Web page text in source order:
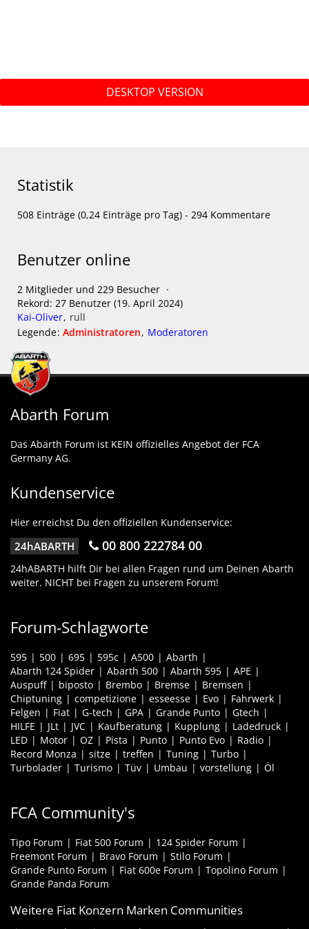
DESKTOP VERSION
Statistik
508 Einträge (0,24 Einträge pro Tag) - 294 Kommentare
Benutzer online
2 Mitglieder und 229 Besucher
Rekord: 27 Benutzer (19. April 2024)
Kai-Oliver rull
Legende Administratoren Moderatoren
Abarth Forum
Das Abarth Forum ist KEIN offizielles Angebot der FCA
Germany AG.
Kundenservice
Hier erreichst Du den offiziellen Kundenservice:
24hABARTH 00 800 222784 00
24hABARTH hilft Dir bei allen Fragen rund um Deinen Abarth
weiter. NICHT bei Fragen zu unserem Forum!
Forum-Schlagworte
595 500 695 595c A500
Abarth
Abarth 124 Spider
Abarth 500 Abarth 595
APE
Auspuff
biposto Brembo Bremse
Bremsen
Chiptuning
competizione esseesse Evo
Fahrwerk
Felgen
Fiat G-tech GPA Grande Punto
Gtech
HILFE
JLt JVC Kaufberatung Kupplung
Ladedruck
LED
Motor OZ Pista Punto Punto Evo
Radio
Record Monza
sitze treffen Tuning
Turbo
Turbolader
Turismo Tüv Umbau vorstellung Öl
FCA Community's
Tipo Forum Fiat 500 Forum
124 Spider Forum
Freemont Forum
Bravo Forum
Stilo Forum
Grande Punto Forum
Fiat 600e Forum
Topolino Forum
Grande Panda Forum
Weitere Fiat Konzern Marken Communities